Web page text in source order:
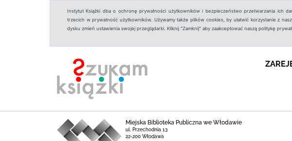
Instytut Książki dba o ochronę prywatności użytkowników i bezpieczeństwo przetwarzania ich
trzecich w prywatność użytkowników. Używamy także plików cookies, by ułatwić korzystanie z
dysku zmień ustawienia swojej przeglądarki. Kliknij "Zamknij" aby zaakceptować naszą politykę
Miejska Biblioteka Publiczna we Włodawie
ul. Przechodnia 13
22-200 Włodawa